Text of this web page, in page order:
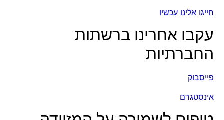
חייגו אלינו עכשיו
עקבו אחרינו ברשתות
החברתיות
פייסבוק
אינסטגרם